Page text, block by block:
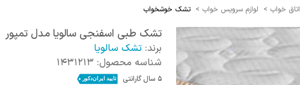
اتاق خواب > لوازم سرویس خواب > تشک خوشخواب
تشک طبی اسفنجی سالویا مدل تمپور
برند: تشک سالویا
شناسه محصول: 1431213
5 سال گارانتی